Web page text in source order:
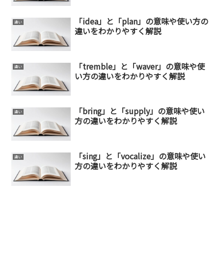
違い
「idea」と「plan」の意味や使い方の
違いをわかりやすく解説
違い
「tremble」と「waver」の意味や使
い方の違いをわかりやすく解説
違い
「bring」と「supply」の意味や使い
方の違いをわかりやすく解説
違い
「sing」と「vocalize」の意味や使い
方の違いをわかりやすく解説